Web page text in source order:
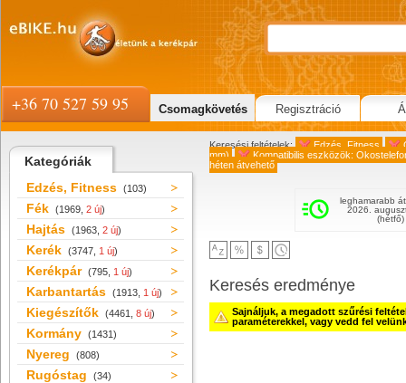
Kategóriák
Edzés, Fitness (103)
Fék (1969, 2 új)
Hajtás (1963, 2 új)
Kerék (3747, 1 új)
Kerékpár (795, 1 új)
Karbantartás (1913, 1 új)
Kiegészítők (4461, 8 új)
Kormány (1431)
Nyereg (808)
Rugóstag (34)
Keresési feltételek: Edzés, Fitness
mm)
Kompatibilis eszközök:
héten átvehető
leghamarabb
2026.
(hétfő)
Keresés eredménye
Sajnáljuk, a megadott szűrési
paraméterekkel, vagy vedd fel
+36 70 527 59 95 Csomagkövetés Regisztráció